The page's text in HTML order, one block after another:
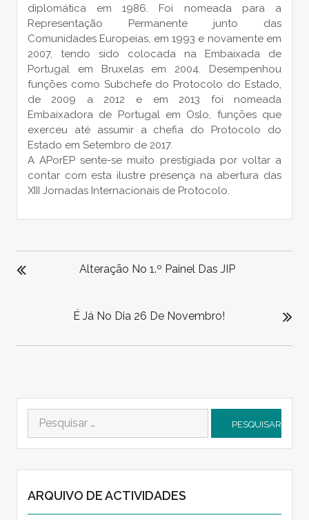
diplomática em 1986. Foi nomeada para a
Representação Permanente junto das
Comunidades Europeias, em 1993 e novamente em
2007, tendo sido colocada na Embaixada de
Portugal em Bruxelas em 2004. Desempenhou
funções como Subchefe do Protocolo do Estado,
de 2009 a 2012 e em 2013 foi nomeada
Embaixadora de Portugal em Oslo, funções que
exerceu até assumir a chefia do Protocolo do
Estado em Setembro de 2017.
A APorEP sente-se muito prestigiada por voltar a
contar com esta ilustre presença na abertura das
XIII Jornadas Internacionais de Protocolo.
NAVEGAÇÃO
DE
Alteração No 1.º Painel Das JIP
É Já No Dia 26 De Novembro!
Pesquisar
por:
ARQUIVO DE ACTIVIDADES